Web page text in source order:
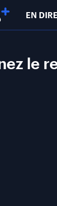
EN
le